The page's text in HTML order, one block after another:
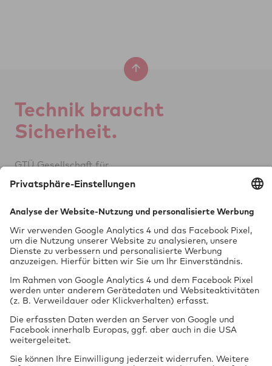
Tech­nik braucht
Si­cher­heit.
GTÜ Ge­sell­schaft für
Tech­ni­sche Über­wa­chung mbH
70567 Stuttgart
FON 0711 97676-0
MAIL info@gtue.de
WEB www.gtue.de
Datenschutz
Impressum